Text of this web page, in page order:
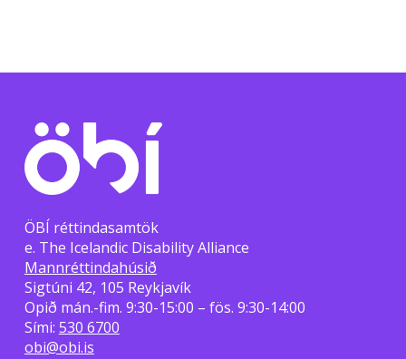
ÖBÍ réttindasamtök
e. The Icelandic Disability Alliance
Mannréttindahúsið
Sigtúni 42, 105 Reykjavík
Opið mán.-fim. 9:30-15:00 – fös. 9:30-14:00
Sími: 530 6700
obi@obi.is